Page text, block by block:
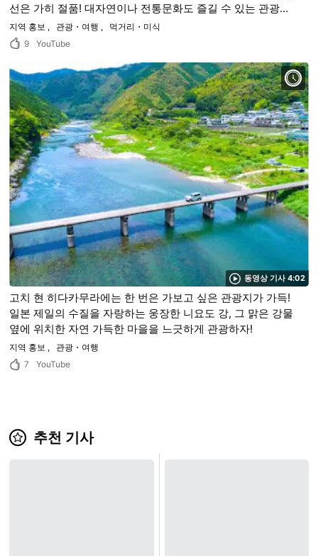
선은 가히 절품! 대자연이나 전통문화도 즐길 수 있는 관광명
소 「코치현 스사키시」로 GO!
지역 홍보 관광・여행
먹거리・미식
9
YouTube
동영상 기사 4:02
고치 현 히다카무라에는 한 번은 가보고 싶은 관광지가 가득!
일본 제일의 수질을 자랑하는 웅장한 니요도 강, 그 맑은 강물
옆에 위치한 자연 가득한 마을을 느긋하게 관광하자!
지역 홍보
관광・여행
7
YouTube
추천 기사